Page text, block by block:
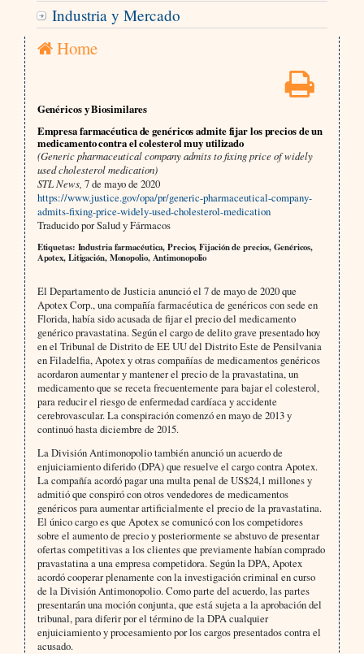
Industria y Mercado
Home
Genéricos y Biosimilares
Empresa farmacéutica de genéricos admite fijar los precios de un
medicamento contra el colesterol muy utilizado
(Generic pharmaceutical company admits to fixing price of widely
used cholesterol medication)
STL News, 7 de mayo de 2020
https://www.justice.gov/opa/pr/generic-pharmaceutical-company-
admits-fixing-price-widely-used-cholesterol-medication
Traducido por Salud y Fármacos
Etiquetas: Industria farmacéutica, Precios, Fijación de precios, Genéricos,
Apotex, Litigación, Monopolio, Antimonopolio
El Departamento de Justicia anunció el 7 de mayo de 2020 que
Apotex Corp., una compañía farmacéutica de genéricos con sede en
Florida, había sido acusada de fijar el precio del medicamento
genérico pravastatina. Según el cargo de delito grave presentado hoy
en el Tribunal de Distrito de EE UU del Distrito Este de Pensilvania
en Filadelfia, Apotex y otras compañías de medicamentos genéricos
acordaron aumentar y mantener el precio de la pravastatina, un
medicamento que se receta frecuentemente para bajar el colesterol,
para reducir el riesgo de enfermedad cardíaca y accidente
cerebrovascular. La conspiración comenzó en mayo de 2013 y
continuó hasta diciembre de 2015.
La División Antimonopolio también anunció un acuerdo de
enjuiciamiento diferido (DPA) que resuelve el cargo contra Apotex.
La compañía acordó pagar una multa penal de US$24,1 millones y
admitió que conspiró con otros vendedores de medicamentos
genéricos para aumentar artificialmente el precio de la pravastatina.
El único cargo es que Apotex se comunicó con los competidores
sobre el aumento de precio y posteriormente se abstuvo de presentar
ofertas competitivas a los clientes que previamente habían comprado
pravastatina a una empresa competidora. Según la DPA, Apotex
acordó cooperar plenamente con la investigación criminal en curso
de la División Antimonopolio. Como parte del acuerdo, las partes
presentarán una moción conjunta, que está sujeta a la aprobación del
tribunal, para diferir por el término de la DPA cualquier
enjuiciamiento y procesamiento por los cargos presentados contra el
acusado.